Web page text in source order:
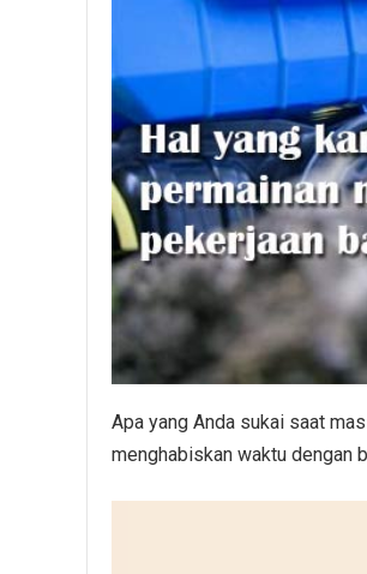
Apa yang Anda sukai saat
menghabiskan waktu dengan